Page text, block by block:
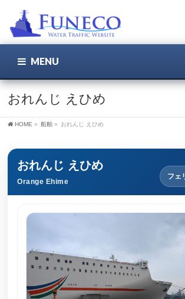
MENU
おれんじ えひめ
HOME » 船舶 » おれんじ えひめ
おれんじ えひめ
Orange Ehime
フェ
ユーザー名 / メール
ログイン状態を保持